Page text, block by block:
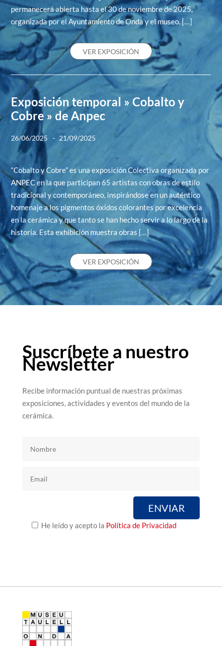
permanecerá abierta hasta el 30 de noviembre de 2025,
organizada por el Ayuntamiento de Onda y el museo. […]
VER EXPOSICIÓN
Exposición temporal » Cobalto y
Cobre » de Anpec
26/06/2025 - 21/09/2025
“Cobalto y Cobre” es una exposición Colectiva organizada por
ANPEC en la que participan 65 artistas con obras de estilo
tradicional y contemporáneo, inspirándose en un auténtico
homenaje a los pigmentos óxidos colorantes por excelencia
en la cerámica y que tanto se han hecho servir a lo largo de la
historia. Esta exhibición muestra obras […]
VER EXPOSICIÓN
Suscríbete a nuestro
Newsletter
Recibe información puntual de nuestras próximas
exposiciones, actividades y eventos del mundo de la
cerámica.
He leído y acepto la Política de Privacidad